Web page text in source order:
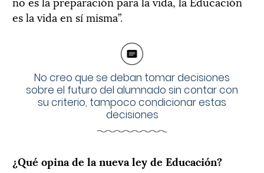
es la vida en sí misma”.
No creo que se deban tomar decisiones
sobre el futuro del alumnado sin contar con
su criterio, tampoco condicionar estas
decisiones
¿Qué opina de la nueva ley de Educación?